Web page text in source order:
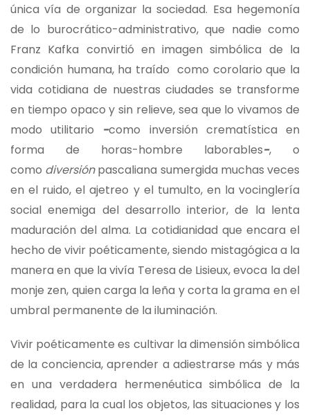
única vía de organizar la sociedad. Esa hegemonía
de lo burocrático-administrativo, que nadie como
Franz Kafka convirtió en imagen simbólica de la
condición humana, ha traído como corolario que la
vida cotidiana de nuestras ciudades se transforme
en tiempo opaco y sin relieve, sea que lo vivamos de
modo utilitario −como inversión crematística en
forma de horas-hombre laborables−, o
como diversiónpascaliana sumergida muchas veces
en el ruido, el ajetreo y el tumulto, en la vocinglería
social enemiga del desarrollo interior, de la lenta
maduración del alma. La cotidianidad que encara el
hecho de vivir poéticamente, siendo mistagógica a la
manera en que la vivía Teresa de Lisieux, evoca la del
monje zen, quien carga la leña y corta la grama en el
umbral permanente de la iluminación.
Vivir poéticamente es cultivar la dimensión simbólica
de la conciencia, aprender a adiestrarse más y más
en una verdadera hermenéutica simbólica de la
realidad, para la cual los objetos, las situaciones y los